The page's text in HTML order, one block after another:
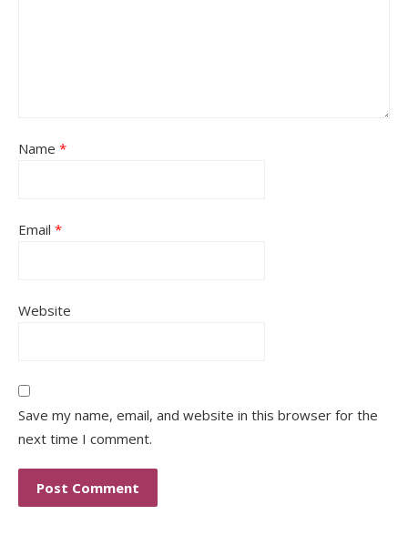
Name *
Email *
Website
Save my name, email, and website in this browser for the
next time I comment.